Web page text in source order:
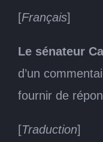
[Français]
Le sénateur
d’un
fournir de
[Traduction]